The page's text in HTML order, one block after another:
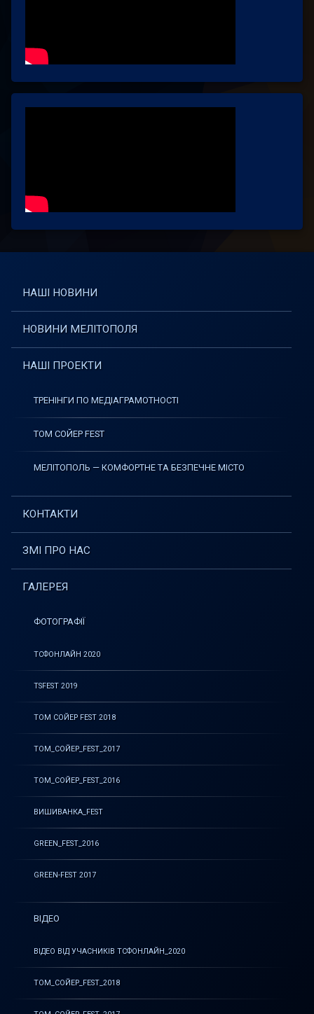
НАШІ НОВИНИ
НОВИНИ МЕЛІТОПОЛЯ
НАШІ ПРОЕКТИ
ТРЕНІНГИ ПО МЕДІАГРАМОТНОСТІ
ТОМ СОЙЕР FEST
МЕЛІТОПОЛЬ — КОМФОРТНЕ ТА БЕЗПЕЧНЕ МІСТО
КОНТАКТИ
ЗМІ ПРО НАС
ГАЛЕРЕЯ
ФОТОГРАФІЇ
ТСФОНЛАЙН 2020
TSFEST 2019
ТОМ СОЙЕР FEST 2018
ТОМ_СОЙЕР_FEST_2017
ТОМ_СОЙЕР_FEST_2016
ВИШИВАНКА_FEST
GREEN_FEST_2016
GREEN-FEST 2017
ВІДЕО
ВІДЕО ВІД УЧАСНИКІВ ТСФОНЛАЙН_2020
ТОМ_СОЙЕР_FEST_2018